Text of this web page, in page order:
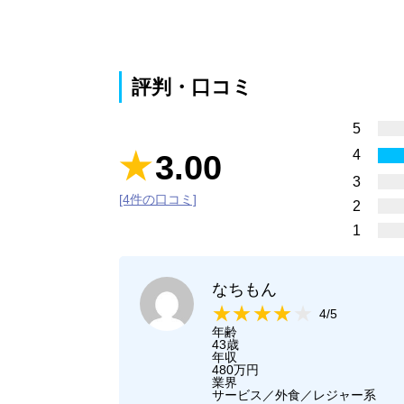
評判・口コミ
3.00
[4件の口コミ]
5
4
3
2
1
なちもん
4/5
年齢
43歳
年収
480万円
業界
サービス／外食／レジャー系